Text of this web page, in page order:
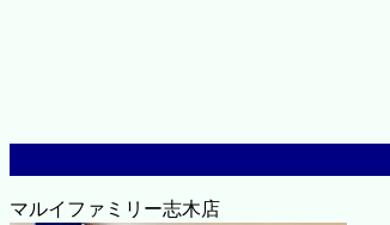
マルイファミリー志木店